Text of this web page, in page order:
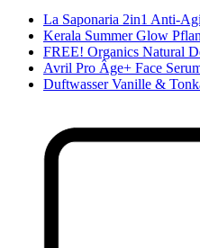
La Saponaria 2in1 Anti-
Kerala Summer Glow
FREE! Organics Natural
Avril Pro Âge+ Face
Duftwasser Vanille &